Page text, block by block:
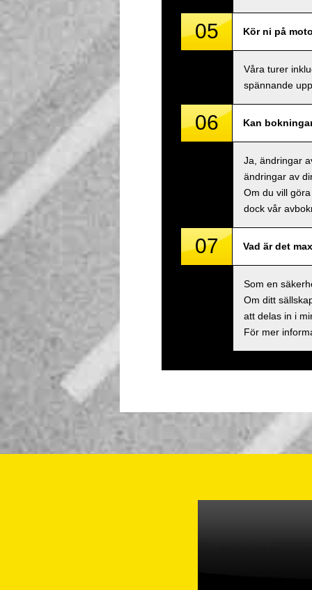
05 Kör ni på
Våra turer
spännande
06 Kan
Ja, ändringar
ändringar av
Om du vill
dock vår
07 Vad är det
Som en
Om ditt
att delas in i
För mer